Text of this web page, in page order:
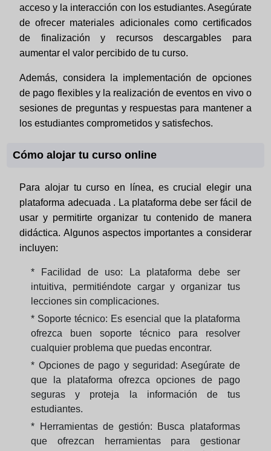
acceso y la interacción con los estudiantes. Asegúrate
de ofrecer materiales adicionales como certificados
de finalización y recursos descargables para
aumentar el valor percibido de tu curso.
Además, considera la implementación de opciones
de pago flexibles y la realización de eventos en vivo o
sesiones de preguntas y respuestas para mantener a
los estudiantes comprometidos y satisfechos.
Cómo alojar tu curso online
Para alojar tu curso en línea, es crucial elegir una
plataforma adecuada . La plataforma debe ser fácil de
usar y permitirte organizar tu contenido de manera
didáctica. Algunos aspectos importantes a considerar
incluyen:
* Facilidad de uso: La plataforma debe ser
intuitiva, permitiéndote cargar y organizar tus
lecciones sin complicaciones.
* Soporte técnico: Es esencial que la plataforma
ofrezca buen soporte técnico para resolver
cualquier problema que puedas encontrar.
* Opciones de pago y seguridad: Asegúrate de
que la plataforma ofrezca opciones de pago
seguras y proteja la información de tus
estudiantes.
* Herramientas de gestión: Busca plataformas
que ofrezcan herramientas para gestionar